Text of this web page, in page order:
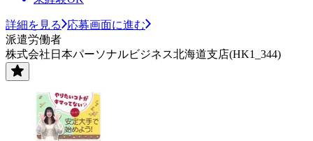
詳細を見る
応募画面に進む
派遣労働者
株式会社日本パーソナルビジネス北海道支店(HK1_344)